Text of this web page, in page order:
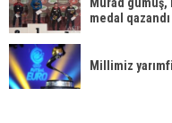
medal qazandı
Millimiz